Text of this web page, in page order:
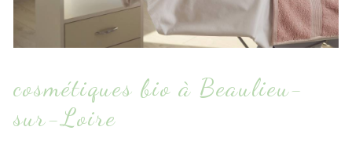
cosmétiques bio à Beaulieu-
sur-Loire